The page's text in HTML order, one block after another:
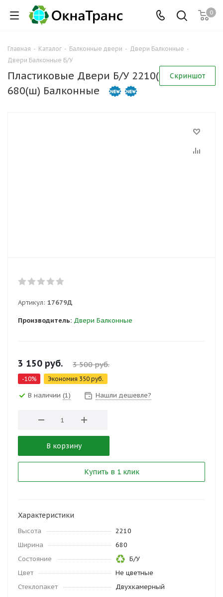
0
Главная - Каталог - Балконные двери - Двери Балконные -
Двери Балконные Б/У
Скриншот
Пластиковые Двери Б/У 2210(в) х
680(ш) Балконные
Артикул: 17679Д
Производитель: Двери Балконные
3 150 руб. 3 500руб.
-10% Экономия 350 руб.
В наличии (1) Нашли дешевле?
В корзину
Купить в 1 клик
Характеристики
Высота
2210
Ширина
680
Состояние
Б/У
Цвет
Не цветные
Стеклопакет
Двухкамерный